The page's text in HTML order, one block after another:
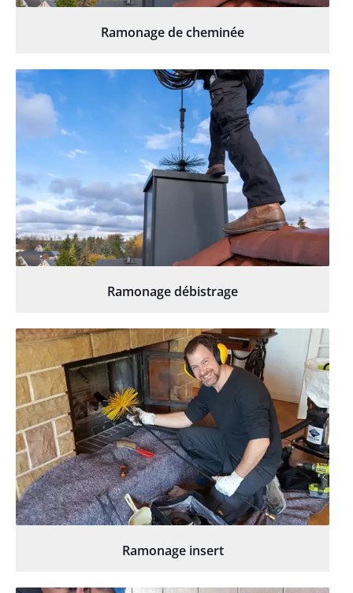
Ramonage de cheminée
Ramonage débistrage
Ramonage insert